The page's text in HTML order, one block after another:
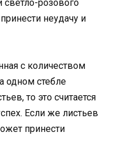
светло-розового
неудачу и
с количеством
одном стебле
то это считается
Если же листьев
принести